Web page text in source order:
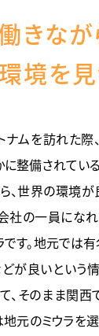
きなが
境を
ナムを訪れた
に整備されてい
、世界の環境
社の一員にな
です。地元では
が良いという
、そのまま関
地元のミウラを